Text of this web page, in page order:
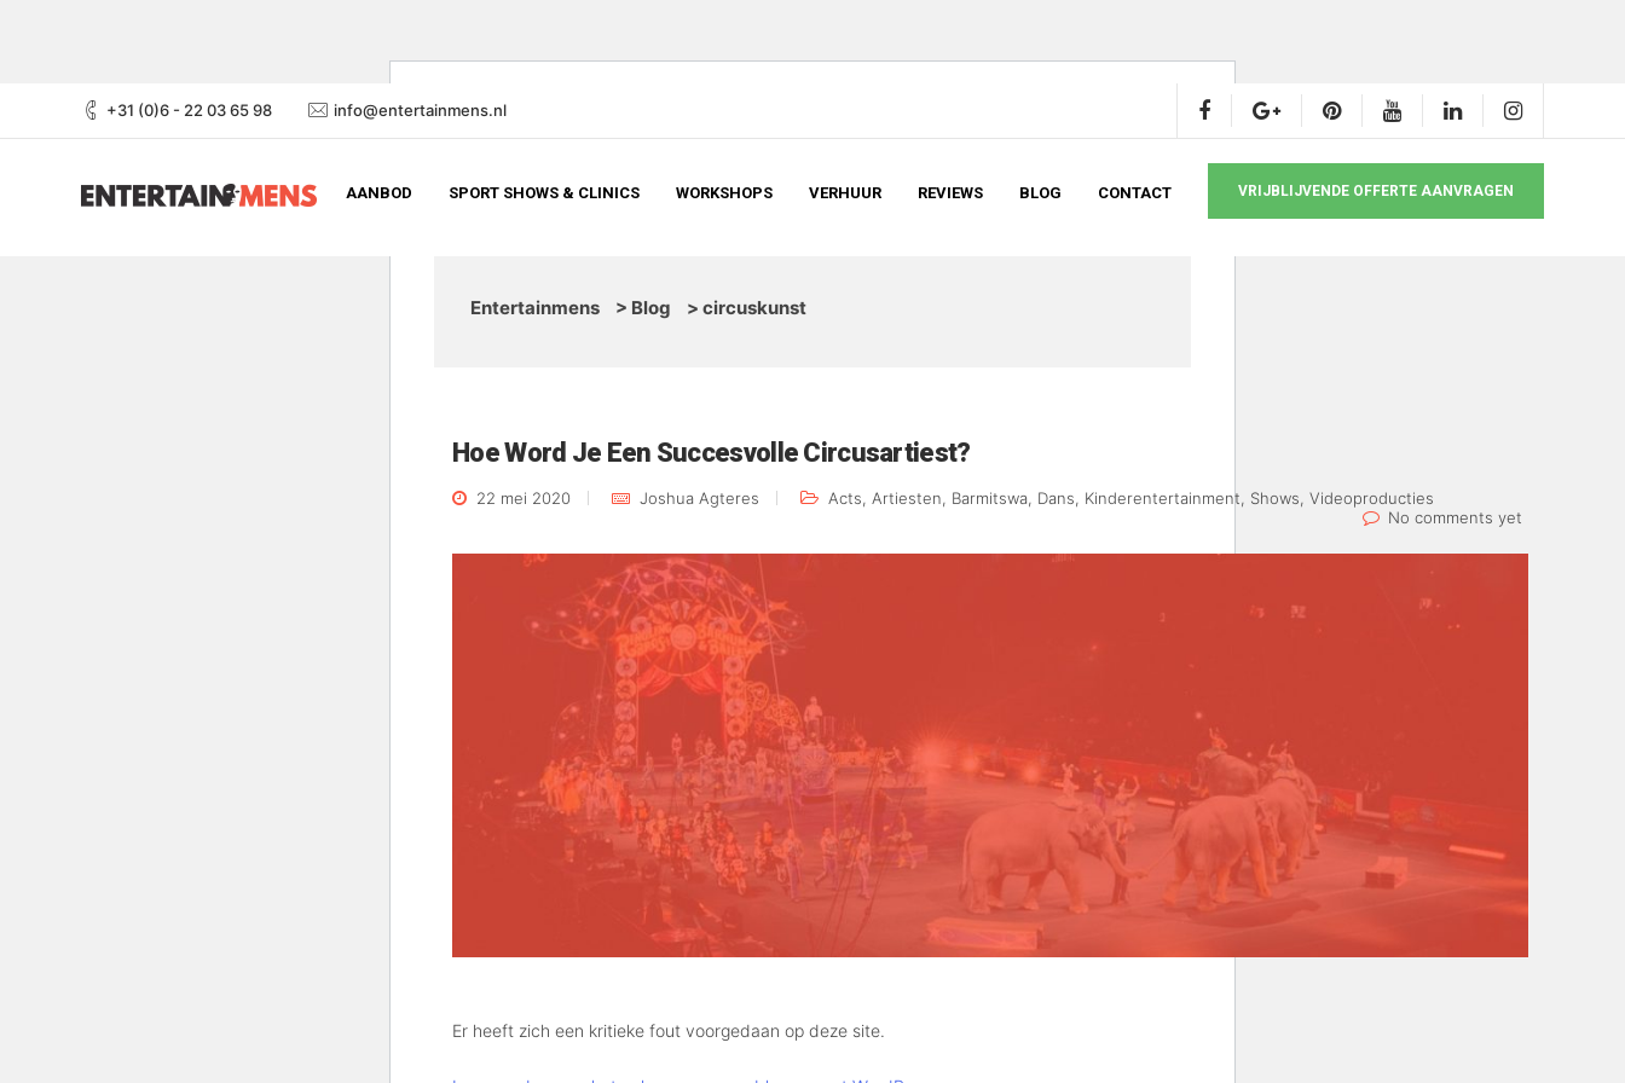
+31 (0)6 - 22 03 65 98 info@entertainmens.nl
AANBOD SPORT SHOWS & CLINICS WORKSHOPS VERHUUR REVIEWS BLOG CONTACT VRIJBLIJVENDE OFFERTE AANVRAGEN
Entertainmens > Blog > circuskunst
Hoe Word Je Een Succesvolle Circusartiest?
22 mei 2020 Joshua Agteres Acts, Artiesten, Barmitswa, Dans, Kinderentertainment Shows Videoproducties
No comments yet
Er heeft zich een kritieke fout voorgedaan op deze site.